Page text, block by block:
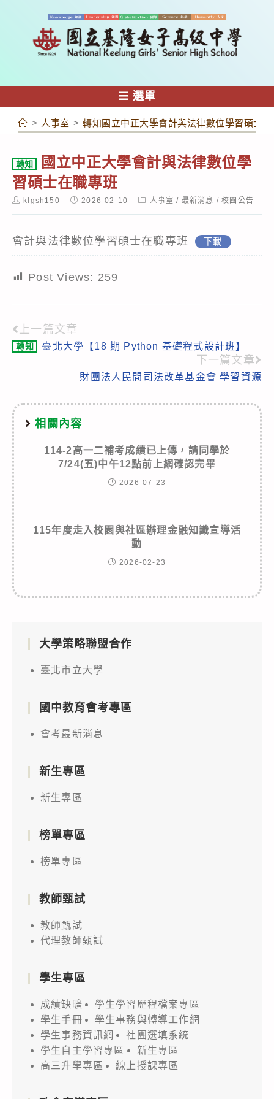
容
選單
> 人事室 > 轉知國立中正大學會計與法律數位學習碩士
轉知
國立中正大學會計與法律數位學
習碩士在職專班
Postklgsh150
Post2026-02-10
Post人事室 / 最新消息 / 校園公告
會計與法律數位學習碩士在職專班 下載
Post Views: 259
Read
more
上一篇文章
轉知 臺北大學【18 期 Python 基礎程式設計班】
下一篇文章
財團法人民間司法改革基金會 學習資源
相關內容
114-2高一二補考成績已上傳，請同學於
7/24(五)中午12點前上網確認完畢
2026-07-23
115年度走入校園與社區辦理金融知識宣導活
動
2026-02-23
大學策略聯盟合作
臺北市立大學
國中教育會考專區
會考最新消息
新生專區
新生專區
榜單專區
榜單專區
教師甄試
教師甄試
代理教師甄試
學生專區
成績缺曠
學生學習歷程檔案專區
學生手冊
學生事務與轉導工作網
學生事務資訊網
社團選填系統
學生自主學習專區
新生專區
高三升學專區
線上授課專區